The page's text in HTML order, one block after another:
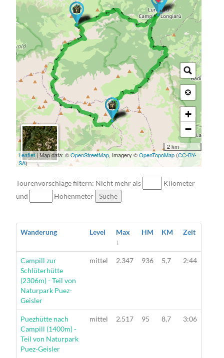
→ → → → → → → → →
→ → → → → → → → → → → → → →
→ → → → → → → → → → → → → → → →
+
−
2 km
Leaflet| Map data: ©OpenStreetMap, Imagery ©OpenTopoMap (CC-BY-
SA)
Tourenvorschläge filtern: Nicht mehr als
Kilometer
und
Höhenmeter Suche
Wanderung Level
Max
↓
HM KM Zeit
Wanderung
Campill zur
Schlüterhütte
(2306m) - Teil von
Naturpark Puez-
Geisler
mittel 2.347 936 5,7 2:44
Wanderung
Puezhütte nach
Campill (1400m) -
Teil von Naturpark
Puez-Geisler
mittel 2.517 95 8,7 3:06